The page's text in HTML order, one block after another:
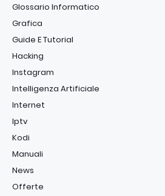
Glossario Informatico
Grafica
Guide E Tutorial
Hacking
Instagram
Intelligenza Artificiale
Internet
Iptv
Kodi
Manuali
News
Offerte